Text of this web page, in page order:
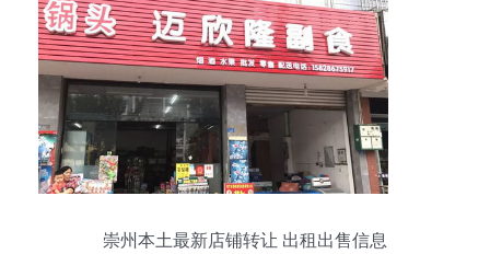
崇州本土最新店铺转让 出租出售信息